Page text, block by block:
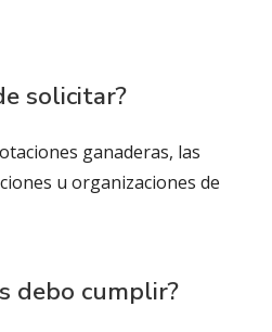
solicitar?
ganaderas, las
u organizaciones de
debo cumplir?